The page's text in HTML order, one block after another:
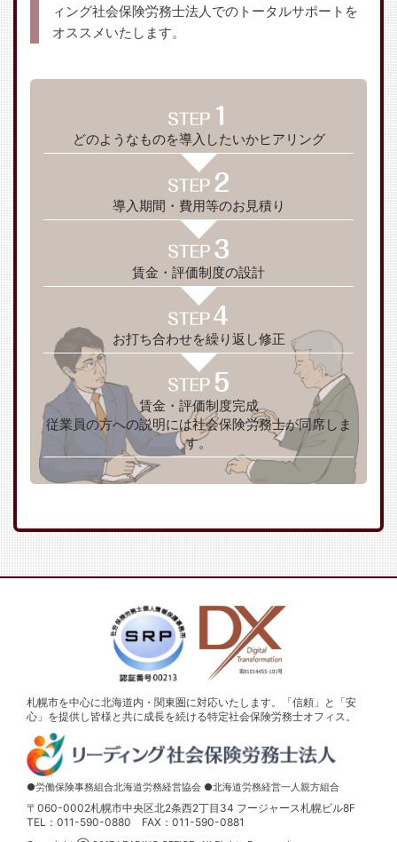
ィング社会保険労務士法人でのトータルサポートを
オススメいたします。
どのようなものを導入したいかヒアリング
導入期間・費用等のお見積り
賃金・評価制度の設計
お打ち合わせを繰り返し修正
賃金・評価制度完成
従業員の方への説明には社会保険労務士が同席しま
す。
札幌市を中心に北海道内・関東圏に対応いたします。「信頼」と「安
心」を提供し皆様と共に成長を続ける特定社会保険労務士オフィス。
●労働保険事務組合北海道労務経営協会 ●北海道労務経営一人親方組合
〒060-0002札幌市中央区北2条西2丁目34 フージャース札幌ビル8F
TEL：011-590-0880 FAX：011-590-0881